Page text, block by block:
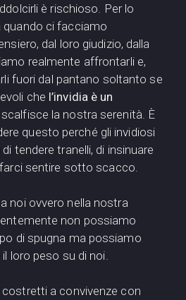
è rischioso. Per lo
quando ci facciamo
dal loro giudizio, dalla
realmente affrontarli e,
fuori dal pantano soltanto se
che l’invidia è un
la nostra serenità. È
questo perché gli invidiosi
tendere tranelli, di insinuare
sentire sotto scacco.
noi ovvero nella nostra
non possiamo
di spugna ma possiamo
loro peso su di noi.
a convivenze con